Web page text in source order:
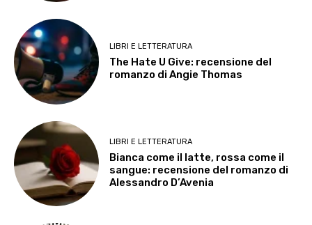
LIBRI E LETTERATURA
The Hate U Give: recensione del
romanzo di Angie Thomas
LIBRI E LETTERATURA
Bianca come il latte, rossa come il
sangue: recensione del romanzo di
Alessandro D’Avenia